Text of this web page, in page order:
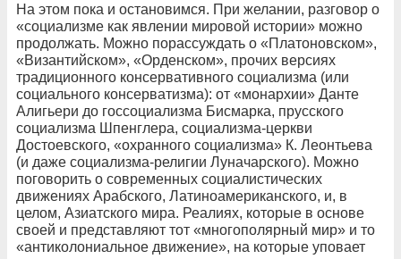
На этом пока и остановимся. При желании, разговор о
«социализме как явлении мировой истории» можно
продолжать. Можно порассуждать о «Платоновском»,
«Византийском», «Орденском», прочих версиях
традиционного консервативного социализма (или
социального консерватизма): от «монархии» Данте
Алигьери до госсоциализма Бисмарка, прусского
социализма Шпенглера, социализма-церкви
Достоевского, «охранного социализма» К. Леонтьева
(и даже социализма-религии Луначарского). Можно
поговорить о современных социалистических
движениях Арабского, Латиноамериканского, и, в
целом, Азиатского мира. Реалиях, которые в основе
своей и представляют тот «многополярный мир» и то
«антиколониальное движение», на которые уповает